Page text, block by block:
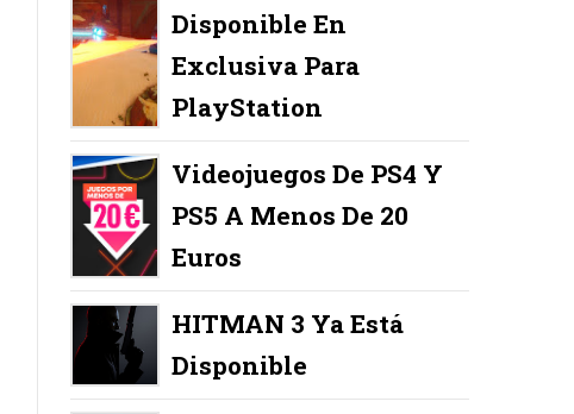
Disponible En
Exclusiva Para
PlayStation
Videojuegos De PS4 Y
PS5 A Menos De 20
Euros
HITMAN 3 Ya Está
Disponible